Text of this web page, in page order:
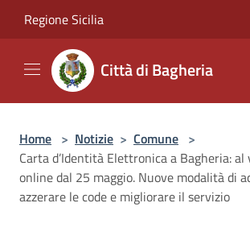
Regione Sicilia
Città di Bagheria
Home > Notizie > Comune >
Carta d’Identità Elettronica a Bagheria: al
online dal 25 maggio. Nuove modalità di
azzerare le code e migliorare il servizio